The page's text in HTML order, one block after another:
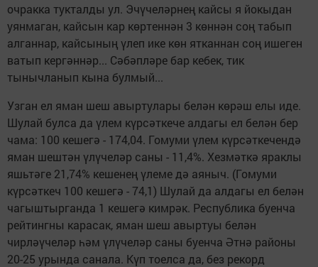
очракка тукталды ул. Эчүчеләрнең кайсы я йокыдан
уянмаган, кайсын кар көртеннән 3 көннән соң табып
алганнар, кайсының үлеп ике көн ятканнан соң ишеген
ватып кергәннәр... Сәбәпләре бар кебек, тик
тынычланып кына булмый...
Узган ел яман шеш авыртулары белән көрәш елы иде.
Шулай булса да үлем күрсәткече алдагы ел белән бер
чама: 100 кешегә - 174,04. Гомуми үлем күрсәткечендә
яман шештән үлүчеләр саны - 11,4%. Хезмәткә яраклы
яшьтәге 21,74% кешенең үлеме дә аяныч. (Гомуми
күрсәткеч 100 кешегә - 74,1) Шулай да алдагы ел белән
чагыштырганда 1 кешегә кимрәк. Республика буенча
рейтингны карасак, яман шеш авыртуы белән
чирләүчеләр һәм үлүчеләр саны буенча Әтнә районы
20-25 урында санала. Күп тоелса да, без рекорд